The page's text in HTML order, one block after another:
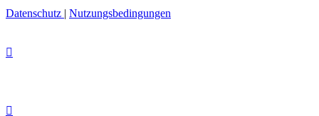
Datenschutz | Nutzungsbedingungen